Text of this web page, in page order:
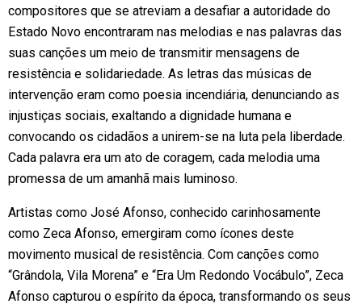
compositores que se atreviam a desafiar a autoridade do
Estado Novo encontraram nas melodias e nas palavras das
suas canções um meio de transmitir mensagens de
resistência e solidariedade. As letras das músicas de
intervenção eram como poesia incendiária, denunciando as
injustiças sociais, exaltando a dignidade humana e
convocando os cidadãos a unirem-se na luta pela liberdade.
Cada palavra era um ato de coragem, cada melodia uma
promessa de um amanhã mais luminoso.
Artistas como José Afonso, conhecido carinhosamente
como Zeca Afonso, emergiram como ícones deste
movimento musical de resistência. Com canções como
“Grândola, Vila Morena” e “Era Um Redondo Vocábulo”, Zeca
Afonso capturou o espírito da época, transformando os seus